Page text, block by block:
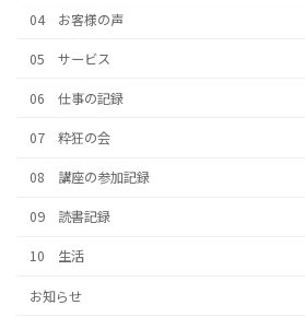
04 お客様の声
05 サービス
06 仕事の記録
07 粋狂の会
08 講座の参加記録
09 読書記録
10 生活
お知らせ